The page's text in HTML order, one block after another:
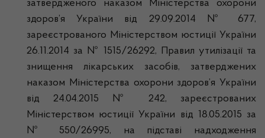
затвердженого наказом Міністерства охорони
здоров’я України від 29.09.2014 № 677,
зареєстрованого Міністерством юстиції України
26.11.2014 за № 1515/26292, Правил утилізації та
знищення лікарських засобів, затверджених
наказом Міністерства охорони здоров’я України
від 24.04.2015 № 242, зареєстрованих
Міністерством юстиції України від 18.05.2015 за
№ 550/26995, на підставі надходження